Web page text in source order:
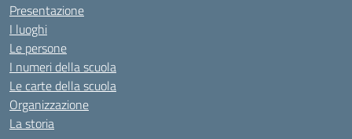
Presentazione
I luoghi
Le persone
I numeri della scuola
Le carte della scuola
Organizzazione
La storia